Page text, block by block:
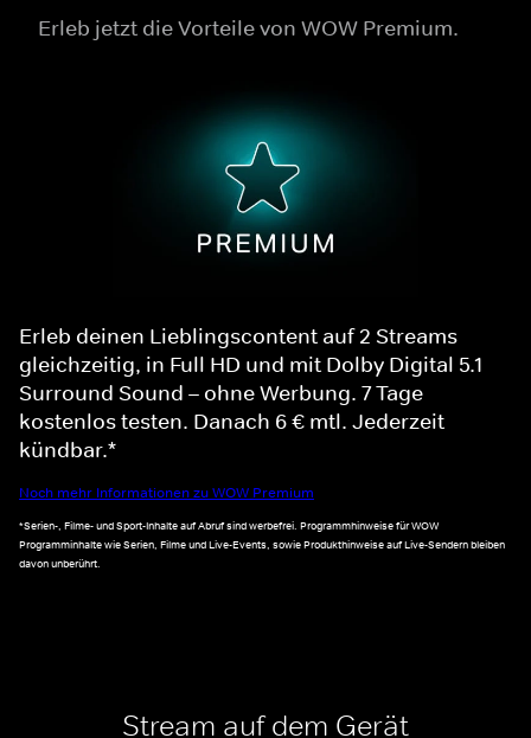
Erleb jetzt die Vorteile von WOW Premium.
Erleb deinen Lieblingscontent auf 2 Streams
gleichzeitig, in Full HD und mit Dolby Digital 5.1
Surround Sound – ohne Werbung. 7 Tage
kostenlos testen. Danach 6 € mtl. Jederzeit
kündbar.*
Noch mehr Informationen zu WOW Premium
*Serien-, Filme- und Sport-Inhalte auf Abruf sind werbefrei. Programmhinweise für WOW
Programminhalte wie Serien, Filme und Live-Events, sowie Produkthinweise auf Live-Sendern bleiben
davon unberührt.
Stream auf dem Gerät